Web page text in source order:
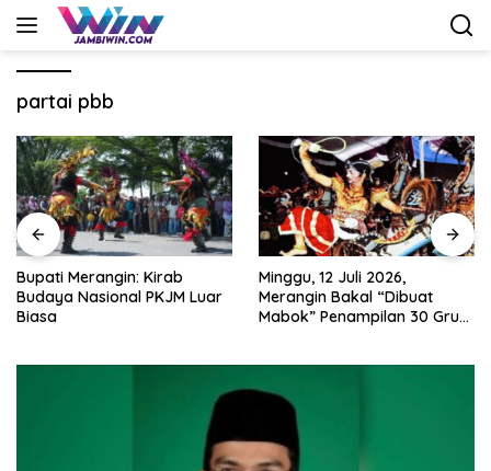
Langsung
partai pbb
Minggu, 12 Juli 2026,
Merangin Bakal “Dibuat
Mabok” Penampilan 30 Grup
Nobar Piala Dunia 2026 di
Provinsi Jambi Diharapkan
Mampu Menggerakkan